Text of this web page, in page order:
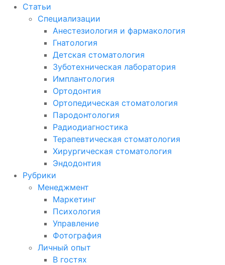
Статьи
Специализации
Анестезиология и фармакология
Гнатология
Детская стоматология
Зуботехническая лаборатория
Имплантология
Ортодонтия
Ортопедическая стоматология
Пародонтология
Радиодиагностика
Терапевтическая стоматология
Хирургическая стоматология
Эндодонтия
Рубрики
Менеджмент
Маркетинг
Психология
Управление
Фотография
Личный опыт
В гостях